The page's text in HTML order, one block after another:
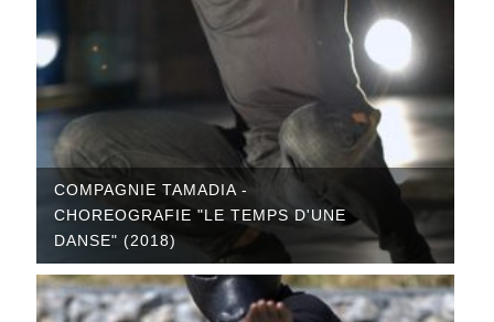
COMPAGNIE TAMADIA -
CHOREOGRAFIE "LE TEMPS D'UNE
DANSE" (2018)